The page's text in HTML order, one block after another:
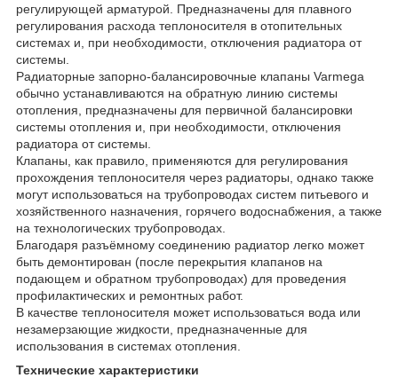
регулирующей арматурой. Предназначены для плавного
регулирования расхода теплоносителя в отопительных
системах и, при необходимости, отключения радиатора от
системы.
Радиаторные запорно-балансировочные клапаны Varmega
обычно устанавливаются на обратную линию системы
отопления, предназначены для первичной балансировки
системы отопления и, при необходимости, отключения
радиатора от системы.
Клапаны, как правило, применяются для регулирования
прохождения теплоносителя через радиаторы, однако также
могут использоваться на трубопроводах систем питьевого и
хозяйственного назначения, горячего водоснабжения, а также
на технологических трубопроводах.
Благодаря разъёмному соединению радиатор легко может
быть демонтирован (после перекрытия клапанов на
подающем и обратном трубопроводах) для проведения
профилактических и ремонтных работ.
В качестве теплоносителя может использоваться вода или
незамерзающие жидкости, предназначенные для
использования в системах отопления.
Технические характеристики